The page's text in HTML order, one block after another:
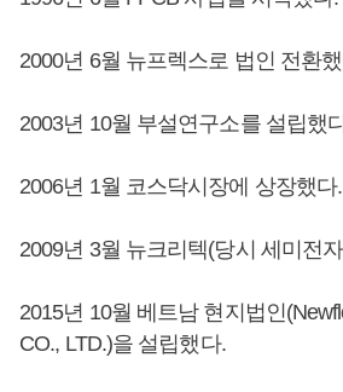
2000년 6월 뉴프렉스로 법인 전환
2003년 10월 부설연구소를 설립했
2006년 1월 코스닥시장에 상장했다.
2009년 3월 뉴크리텍(당시 세미전
2015년 10월 베트남 현지법인
CO., LTD.)을 설립했다.